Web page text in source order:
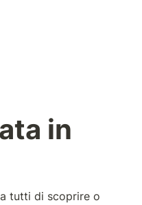
in
a tutti di scoprire o